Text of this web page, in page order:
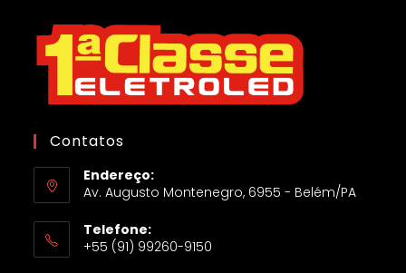
Contatos
Endereço:
Av. Augusto Montenegro, 6955 - Belém/PA
Telefone:
+55 (91) 99260-9150